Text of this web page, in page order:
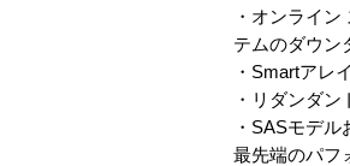
・オンライ
テムのダウン
・Smartアレ
・リダンダン
・SASモデ
最先端のパフ